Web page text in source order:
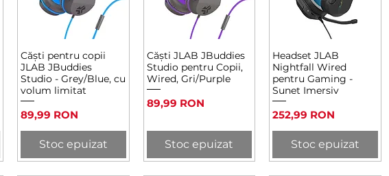
Afișare rapidă
Căști pentru copii
JLAB JBuddies
Studio - Grey/Blue, cu
volum limitat
Preț
89,99 RON
Stoc epuizat
Afișare rapidă
Căști JLAB JBuddies
Studio pentru Copii,
Wired, Gri/Purple
Preț
89,99 RON
Stoc epuizat
Afișare rapidă
Headset JLAB
Nightfall Wired
pentru Gaming -
Sunet Imersiv
Preț
252,99 RON
Stoc epuizat